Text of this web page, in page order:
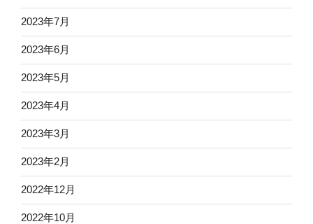
2023年7月
2023年6月
2023年5月
2023年4月
2023年3月
2023年2月
2022年12月
2022年10月